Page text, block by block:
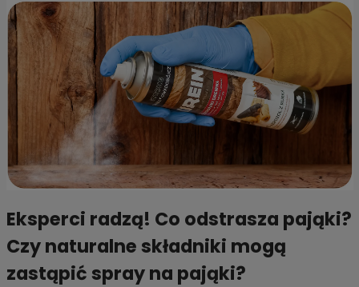
Eksperci radzą! Co odstrasza pająki?
Czy naturalne składniki mogą
zastąpić spray na pająki?